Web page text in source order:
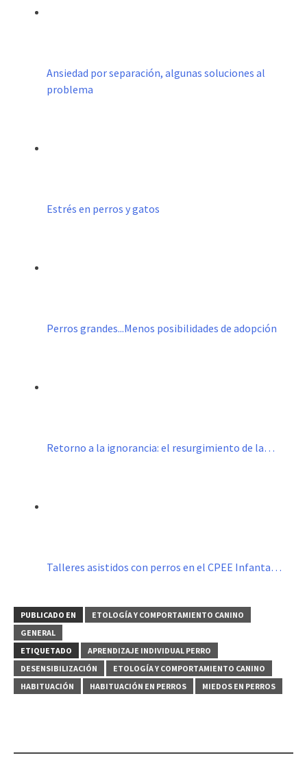
Ansiedad por separación, algunas soluciones al
problema
Estrés en perros y gatos
Perros grandes...Menos posibilidades de adopción
Retorno a la ignorancia: el resurgimiento de la…
Talleres asistidos con perros en el CPEE Infanta…
PUBLICADO EN
ETOLOGÍA Y COMPORTAMIENTO CANINO
GENERAL
ETIQUETADO
APRENDIZAJE INDIVIDUAL PERRO
DESENSIBILIZACIÓN
ETOLOGÍA Y COMPORTAMIENTO CANINO
HABITUACIÓN
HABITUACIÓN EN PERROS MIEDOS EN PERROS